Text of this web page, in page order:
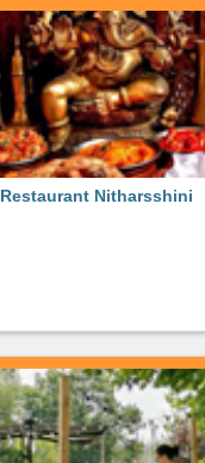
Restaurant Nitharsshini